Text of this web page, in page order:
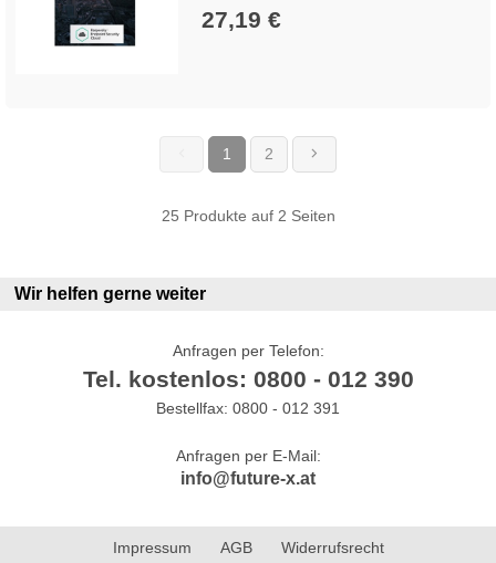
27,19 €
1 (current)
2
25 Produkte auf 2 Seiten
Wir helfen gerne weiter
Anfragen per Telefon:
Tel. kostenlos: 0800 - 012 390
Bestellfax: 0800 - 012 391
Anfragen per E-Mail:
info@future-x.at
Impressum AGB Widerrufsrecht